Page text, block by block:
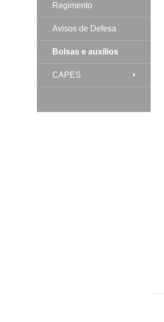
Regimento
Avisos de Defesa
Bolsas e auxílios
CAPES